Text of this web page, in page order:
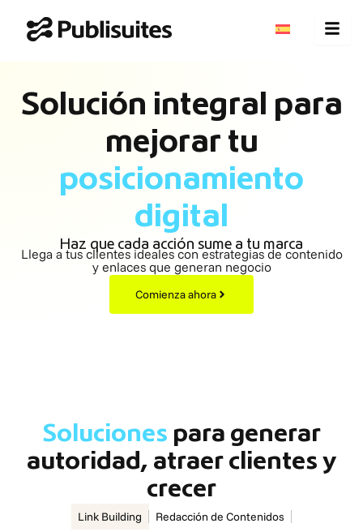
Solución integral para
mejorar tu
posicionamiento
digital
Haz que cada acción sume a tu marca
Llega a tus clientes ideales con estrategias de contenido
y enlaces que generan negocio
Comienza ahora
Soluciones para generar
autoridad, atraer clientes y
crecer
Link Building
Redacción de Contenidos